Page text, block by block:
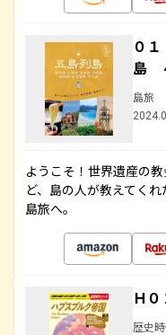
０
島
島旅
ようこそ！世界遺産の
ど、島の人が教えてく
島旅へ。
Ｈ
歴史